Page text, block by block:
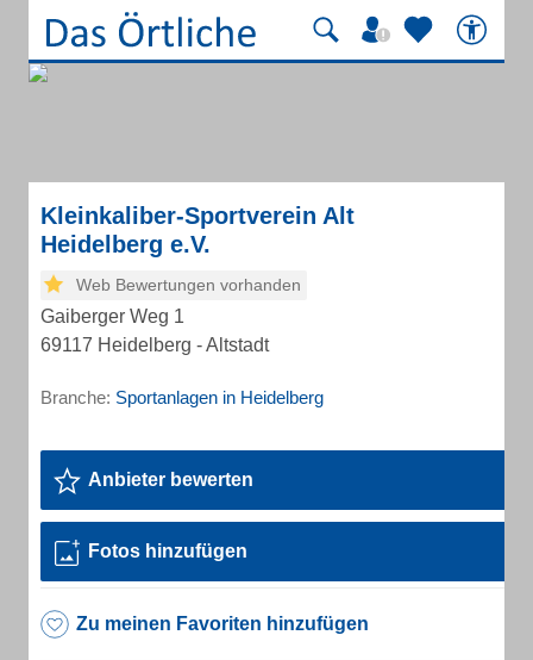
Kleinkaliber-Sportverein Alt
Heidelberg e.V.
Web Bewertungen vorhanden
Gaiberger Weg 1
69117 Heidelberg - Altstadt
Branche: Sportanlagen in Heidelberg
Anbieter bewerten
Fotos hinzufügen
Zu meinen Favoriten hinzufügen